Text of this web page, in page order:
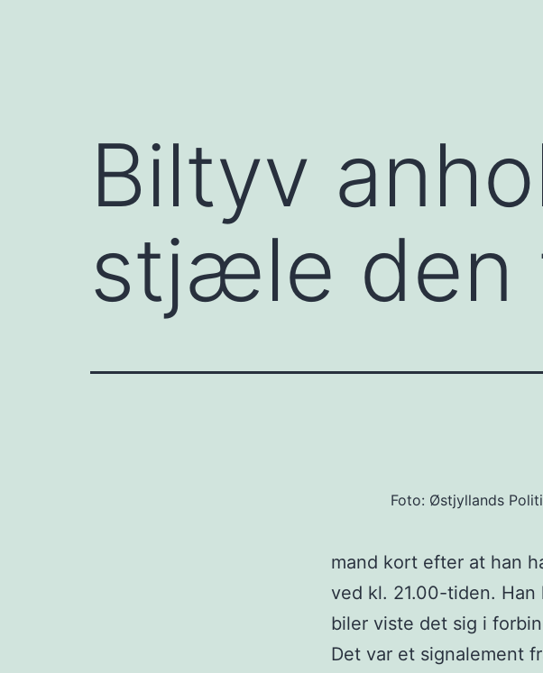
Biltyv
stjæle den
Foto: Østjyllands
mand kort efter at han
ved kl. 21.00-tiden.
biler viste det sig i
Det var et signalement